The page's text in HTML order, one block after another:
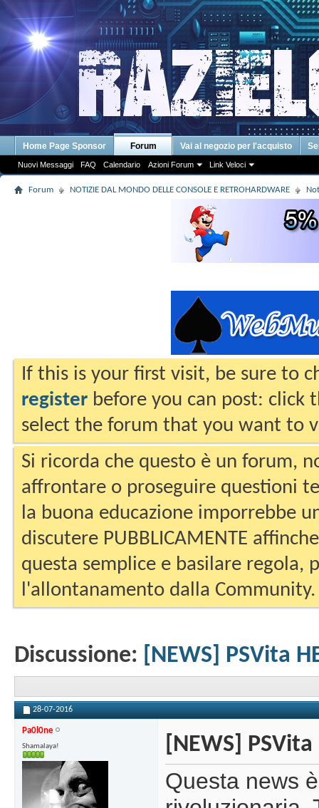
Home Page Sponsor Forum
Nuovi Messaggi FAQ Calendario Azioni Forum Link Veloci
Vai al negozio per l'acquisto
Forum NOTIZIE DAL MONDO DELLE CONSOLE E RETROHARDWARE
If this is your first visit, be sure to
register before you can post: click
select the forum that you want to
Si ricorda che questo è un forum,
affrontare o proseguire questioni
la buona educazione imporrebbe
discutere PUBBLICAMENTE
questa semplice e basilare regola,
l'allontanamento dalla Community.
Discussione: [NEWS] PSVita
28-07-2016
Pa0l0ne
Shamalaya! [NEWS]
Questa news